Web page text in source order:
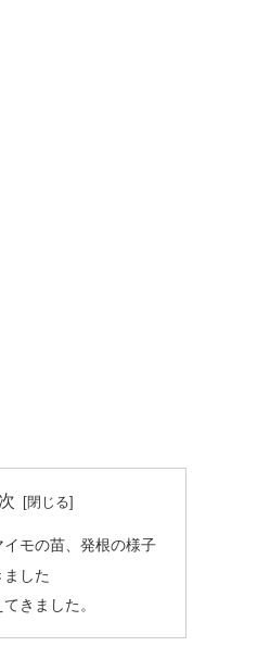
モの苗、発根の様子
した
きました。